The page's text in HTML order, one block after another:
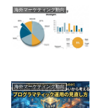
海外マーケティング動向
海外マーケティング動向